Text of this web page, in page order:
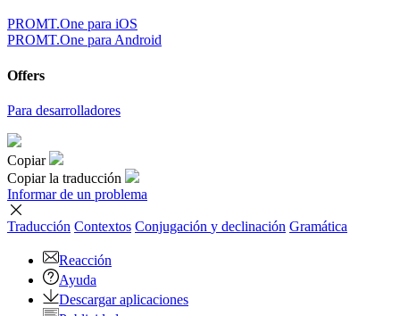
PROMT.One para iOS
PROMT.One para Android
Offers
Para desarrolladores
Copiar
Copiar la traducción
Informar de un problema
Traducción Contextos Conjugación y declinación Gramática
Reacción
Ayuda
Descargar aplicaciones